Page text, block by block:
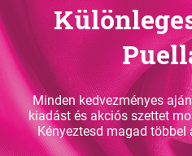
Minden kedvezményes
kiadást és akciós szettet
Kényeztesd magad többel
e
r
e
s
?